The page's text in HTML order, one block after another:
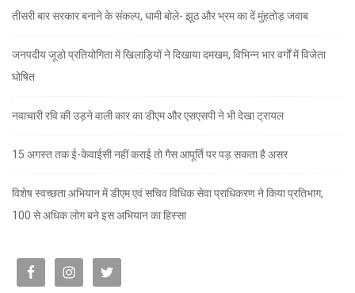
तीसरी बार सरकार बनाने के संकल्प, धामी बोले- झूठ और भ्रम का दें मुंहतोड़ जवाब
जनपदीय जूडो प्रतियोगिता में खिलाड़ियों ने दिखाया दमखम, विभिन्न भार वर्गों में विजेता
घोषित
नवाचारी रवि की उड़ने वाली कार का डीएम और एसएसपी ने भी देखा ट्रायल
15 अगस्त तक ई-केवाईसी नहीं कराई तो गैस आपूर्ति पर पड़ सकता है असर
विशेष स्वच्छता अभियान में डीएम एवं सचिव विधिक सेवा प्राधिकरण ने किया प्रतिभाग,
100 से अधिक लोग बने इस अभियान का हिस्सा